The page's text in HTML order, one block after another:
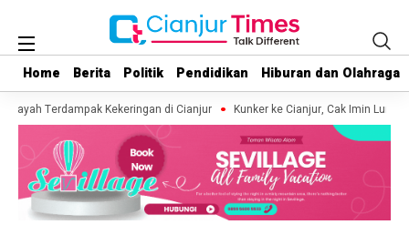
Home Berita Politik Pendidikan Hiburan dan Olahraga
Home Berita Politik Pendidikan Hiburan dan Olahraga
Terdampak Kekeringan di Cianjur Kunker ke Cianjur, Cak Imin